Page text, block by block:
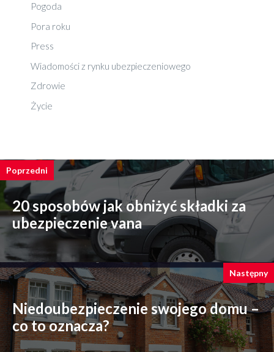
Pogoda
Pora roku
Press
Wiadomości z rynku ubezpieczeniowego
Zdrowie
Życie
Poprzedni
20 sposobów jak obniżyć składki za
ubezpieczenie vana
Następny
Niedoubezpieczenie swojego domu –
co to oznacza?